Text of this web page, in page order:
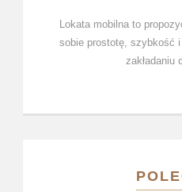
Lokata mobilna to
sobie prostotę, szybkość
zakładaniu